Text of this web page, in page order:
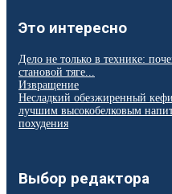
Это интересно
Дело не только в технике:
становой тяге...
Извращение
Несладкий обезжиренный
лучшим высокобелковым
похудения
Выбор редактора